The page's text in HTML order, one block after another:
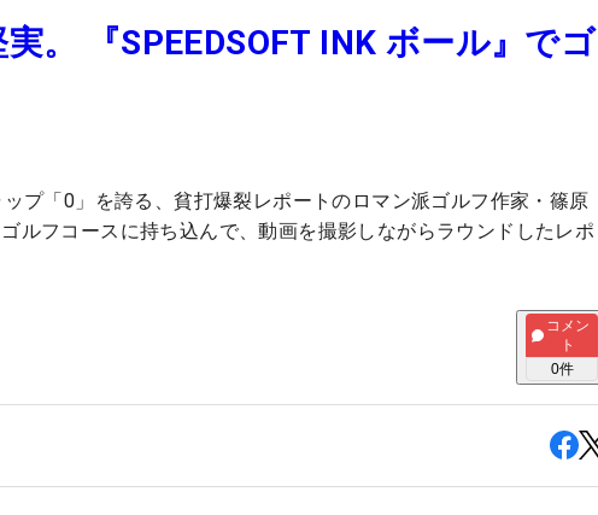
。 『SPEEDSOFT INK ボール』でゴ
プ「0」を誇る、貧打爆裂レポートのロマン派ゴルフ作家・篠原
ルフコースに持ち込んで、動画を撮影しながらラウンドしたレポ
コメン
ト
0件